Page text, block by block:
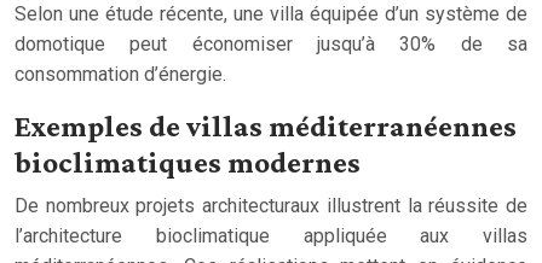
Selon une étude récente, une villa équipée d’un système de
domotique peut économiser jusqu’à 30% de sa
consommation d’énergie.
Exemples de villas méditerranéennes
bioclimatiques modernes
De nombreux projets architecturaux illustrent la réussite de
l’architecture bioclimatique appliquée aux villas